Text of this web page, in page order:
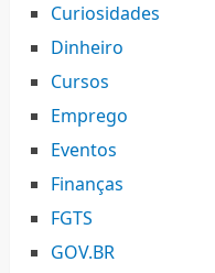
Curiosidades
Dinheiro
Cursos
Emprego
Eventos
Finanças
FGTS
GOV.BR